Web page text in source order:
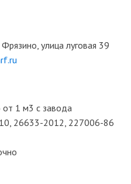
улица луговая 39
1 м3 с завода
26633-2012, 227006-86